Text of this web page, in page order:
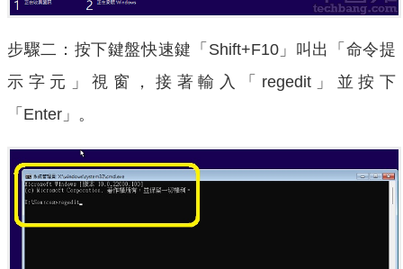
步驟二：按下鍵盤快速鍵「Shift+F10」叫出「命令提
示字元」視窗，接著輸入「regedit」並按下
「Enter」。